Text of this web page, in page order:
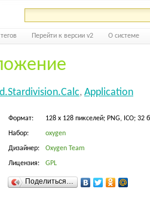
Перейти к версии v2 О системе
, Application
Формат: 128 x 128 пикселей; PNG, ICO; 32
Набор: oxygen
Дизайнер: Oxygen Team
Лицензия: GPL
Поделиться…